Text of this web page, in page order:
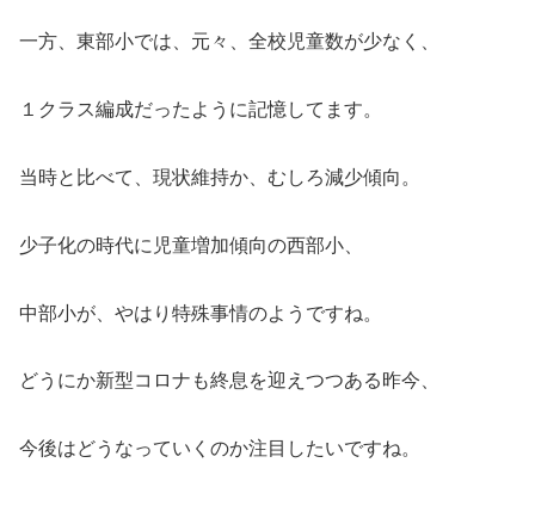
一方、東部小では、元々、全校児童数が少なく、
１クラス編成だったように記憶してます。
当時と比べて、現状維持か、むしろ減少傾向。
少子化の時代に児童増加傾向の西部小、
中部小が、やはり特殊事情のようですね。
どうにか新型コロナも終息を迎えつつある昨今、
今後はどうなっていくのか注目したいですね。